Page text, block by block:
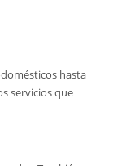
hasta
servicios que